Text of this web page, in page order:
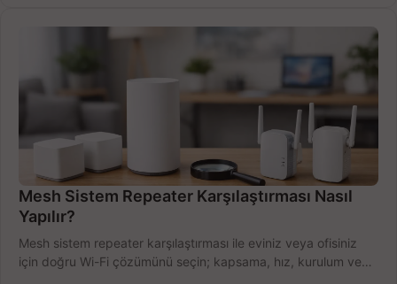
Mesh Sistem Repeater Karşılaştırması Nasıl
Yapılır?
Mesh sistem repeater karşılaştırması ile eviniz veya ofisiniz
için doğru Wi-Fi çözümünü seçin; kapsama, hız, kurulum ve